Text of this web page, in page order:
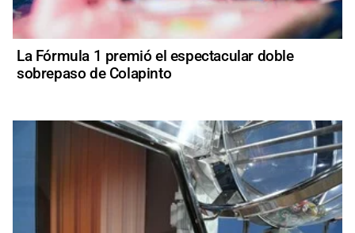
La Fórmula 1 premió el espectacular doble
sobrepaso de Colapinto